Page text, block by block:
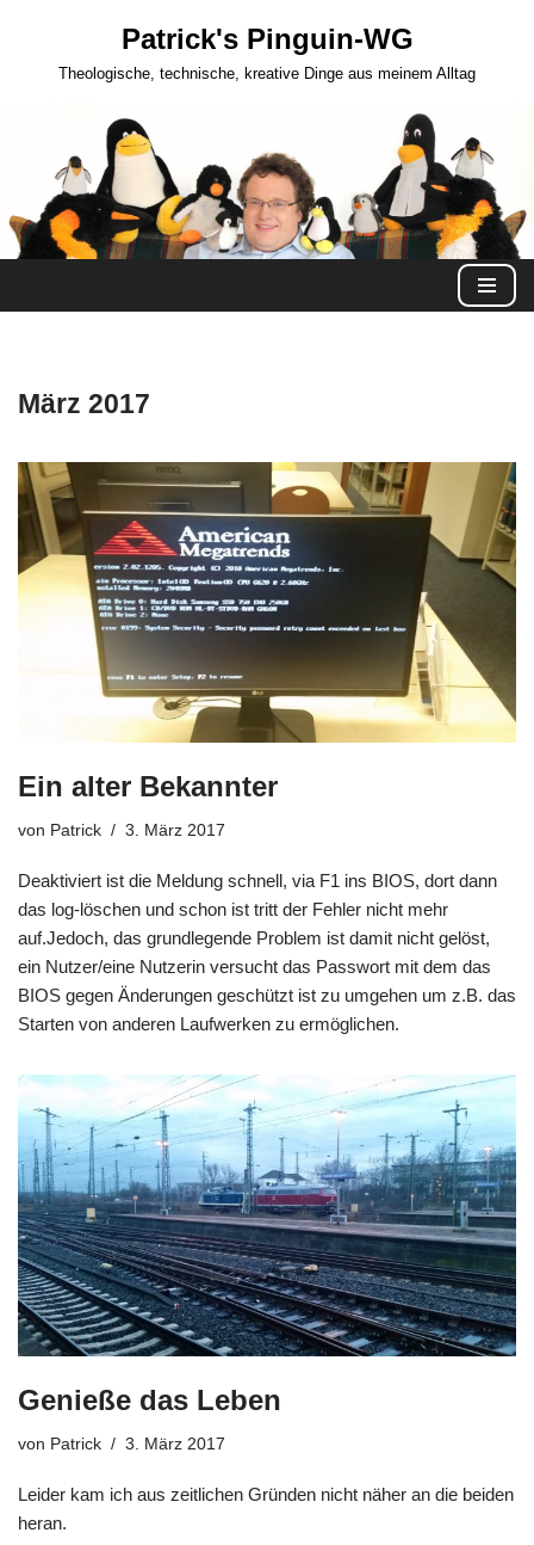
Patrick's Pinguin-WG
Theologische, technische, kreative Dinge aus meinem Alltag
März 2017
Ein alter Bekannter
von Patrick 3. März 2017
Deaktiviert ist die Meldung schnell, via F1 ins BIOS, dort dann
das log-löschen und schon ist tritt der Fehler nicht mehr
auf.Jedoch, das grundlegende Problem ist damit nicht gelöst,
ein Nutzer/eine Nutzerin versucht das Passwort mit dem das
BIOS gegen Änderungen geschützt ist zu umgehen um z.B. das
Starten von anderen Laufwerken zu ermöglichen.
Genieße das Leben
von Patrick 3. März 2017
Leider kam ich aus zeitlichen Gründen nicht näher an die beiden
heran.